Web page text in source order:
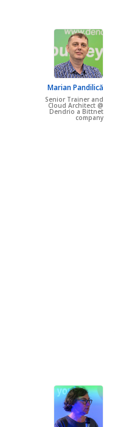
Marian Pandilică
Senior Trainer and
Cloud Architect @
Dendrio a Bittnet
company